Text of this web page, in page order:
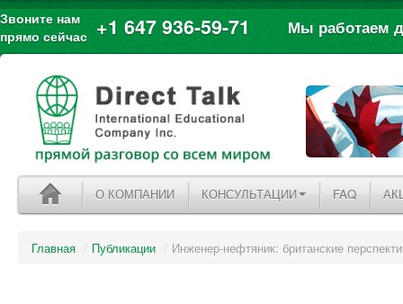
Звоните нам
прямо сейчас +1 647 936-59-71 Мы работаем
О КОМПАНИИ КОНСУЛЬТАЦИИ FAQ
Главная / Публикации / Инженер-нефтяник: британские